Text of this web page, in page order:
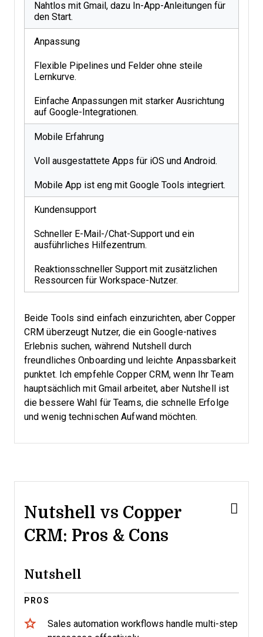
Nahtlos mit Gmail, dazu In-App-Anleitungen für
den Start.
Anpassung
Flexible Pipelines und Felder ohne steile
Lernkurve.
Einfache Anpassungen mit starker Ausrichtung
auf Google-Integrationen.
Mobile Erfahrung
Voll ausgestattete Apps für iOS und Android.
Mobile App ist eng mit Google Tools integriert.
Kundensupport
Schneller E-Mail-/Chat-Support und ein
ausführliches Hilfezentrum.
Reaktionsschneller Support mit zusätzlichen
Ressourcen für Workspace-Nutzer.
Beide Tools sind einfach einzurichten, aber Copper
CRM überzeugt Nutzer, die ein Google-natives
Erlebnis suchen, während Nutshell durch
freundliches Onboarding und leichte Anpassbarkeit
punktet. Ich empfehle Copper CRM, wenn Ihr Team
hauptsächlich mit Gmail arbeitet, aber Nutshell ist
die bessere Wahl für Teams, die schnelle Erfolge
und wenig technischen Aufwand möchten.
Nutshell vs Copper
CRM: Pros & Cons
Nutshell
PROS
Sales automation workflows handle multi-step